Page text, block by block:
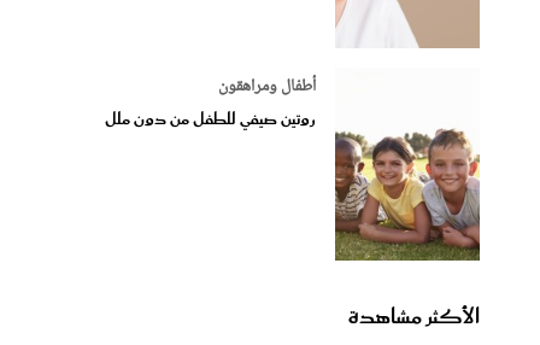
أطفال ومراهقون
روتين صيفي للطفل من دون ملل
الأكثر مشاهدة